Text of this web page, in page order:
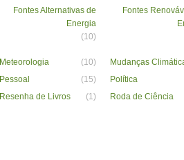
Fontes Alternativas de
Energia
(10)
Fontes
Meteorologia (10)
Mudanças
Pessoal (15)
Política
Resenha de Livros (1)
Roda de Ciência